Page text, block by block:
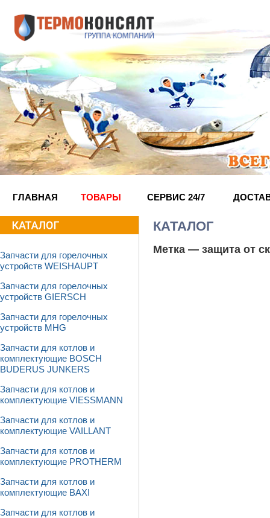
ГЛАВНАЯ ТОВАРЫ СЕРВИС 24/7
Запчасти для горелочных
устройств WEISHAUPT
Запчасти для горелочных
устройств GIERSCH
Запчасти для горелочных
устройств MHG
Запчасти для котлов и
комплектующие BOSCH
BUDERUS JUNKERS
Запчасти для котлов и
комплектующие VIESSMANN
Запчасти для котлов и
комплектующие VAILLANT
Запчасти для котлов и
комплектующие PROTHERM
Запчасти для котлов и
комплектующие BAXI
Запчасти для котлов и
КАТАЛОГ
Метка — защита от